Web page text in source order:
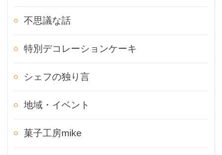
不思議な話
特別デコレーションケーキ
シェフの独り言
地域・イベント
菓子工房mike